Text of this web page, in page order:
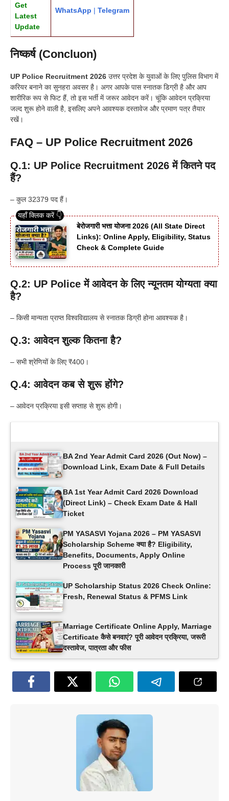
Get
Latest
Update
WhatsApp | Telegram
निष्कर्ष (Concluon)
UP Police Recruitment 2026 उत्तर प्रदेश के युवाओं के लिए पुलिस विभाग में
करियर बनाने का सुनहरा अवसर है। अगर आपके पास स्नातक डिग्री है और आप
शारीरिक रूप से फिट हैं, तो इस भर्ती में जरूर आवेदन करें। चूंकि आवेदन प्रक्रिया
जल्द शुरू होने वाली है, इसलिए अपने आवश्यक दस्तावेज और प्रमाण पत्र तैयार
रखें।
FAQ – UP Police Recruitment 2026
Q.1: UP Police Recruitment 2026 में कितने पद
हैं?
– कुल 32379 पद हैं।
बेरोजगारी भत्ता योजना 2026 (All State Direct
Links): Online Apply, Eligibility, Status
Check & Complete Guide
Q.2: UP Police में आवेदन के लिए न्यूनतम योग्यता क्या
है?
– किसी मान्यता प्राप्त विश्वविद्यालय से स्नातक डिग्री होना आवश्यक है।
Q.3: आवेदन शुल्क कितना है?
– सभी श्रेणियों के लिए ₹400।
Q.4: आवेदन कब से शुरू होंगे?
– आवेदन प्रक्रिया इसी सप्ताह से शुरू होगी।
BA 2nd Year Admit Card 2026 (Out Now) –
Download Link, Exam Date & Full Details
BA 1st Year Admit Card 2026 Download
(Direct Link) – Check Exam Date & Hall
Ticket
PM YASASVI Yojana 2026 – PM YASASVI
Scholarship Scheme क्या है? Eligibility,
Benefits, Documents, Apply Online
Process पूरी जानकारी
UP Scholarship Status 2026 Check Online:
Fresh, Renewal Status & PFMS Link
Marriage Certificate Online Apply, Marriage
Certificate कैसे बनवाएं? पूरी आवेदन प्रक्रिया, जरूरी
दस्तावेज, पात्रता और फीस